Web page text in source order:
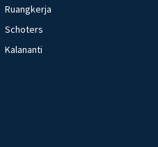
Ruangkerja
Schoters
Kalananti